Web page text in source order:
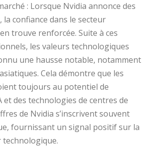
: Lorsque Nvidia annonce des
la confiance dans le secteur
trouve renforcée. Suite à ces
les valeurs technologiques
une hausse notable, notamment
Cela démontre que les
toujours au potentiel de
et des technologies de centres de
de Nvidia s’inscrivent souvent
fournissant un signal positif sur la
technologique.